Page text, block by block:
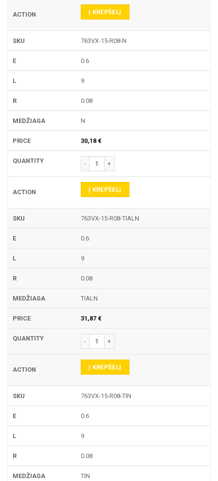
Į KREPŠELĮ
763VX-15-R08-N
0.6
9
0.08
N
30,18 €
produkto kiekis: 763VX-15 TEKINIMO PLOKŠTELĖ
Į KREPŠELĮ
763VX-15-R08-TIALN
0.6
9
0.08
TIALN
31,87 €
produkto kiekis: 763VX-15 TEKINIMO PLOKŠTELĖ
Į KREPŠELĮ
763VX-15-R08-TIN
0.6
9
0.08
TIN